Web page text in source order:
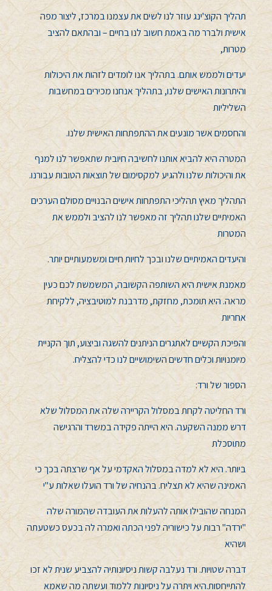
תהליך הקוצ'ינג עוזר לנו לשים את עצמנו במרכז, ליצור מפה
אישית ולברר מה באמת חשוב לנו בחיים – ובהתאם להציב
מטרות,
יעדים ולממש אותם. בתהליך אנו לומדים לזהות את היכולות
והיתרונות האישים שלנו, בתהליך אנחנו מכירים במחשבות
השליליות
והחסמים אשר מונעים את ההתפתחות האישית שלנו.
המטרה היא להביא אותנו לחשיבה חיובית שתאפשר לנו למנף
את והיכולות שלנו ולהגיע למקסימום של תוצאות הטובות עבורנו.
התהליך מאיץ תהליכי התפתחות אישים הבנויים מסולם הערכים
האמיתיים שלנו תהליך זה מאפשר לנו להציב ולממש את
המטרות
והיעדים האמיתיים שלנו ובכך לחיות חיים ומשמעותיים יותר.
מאמנת אישית היא השותפה הקשובה, המשמשת לכם כעין
מראה. היא תומכת, מחזקת, מדרבנת למוטיבציה, ללקיחת
אחריות
והפיכת הקשיים לאתגרים הניתנים להשגה וביצוע, תוך הקניית
מיומנויות וכלים חדשים השימושיים לנו כדי להצליח.
הספור של ורד:
ורד החליטה לקחת במסלול הקריירה שלה את המסלול שלא
דרש ממנה השקעה. היא הייתה פקידה במשרד והרגישה
מתוסכלת
ביותר. היא לא למדה במסלול האקדמי על אף שרצתה בכך כי
האמינה שהיא לא תצליח. בהנחיה של ורד הועלו שאלות ע"י
המנחה שהובילו אותה להעלות את העובדה שהמורה שלה
"ירדה" רבות על כישוריה לפני הכתה ואמרה לה בכעס כשטעתה
ושהיא
דברה שטויות. ורד נעלבה קשות ניסיונותיה להצביע שנית לא זכו
להתייחסות.היא ויתרה על ניסיונות ללמוד ועשתה מה שאמא